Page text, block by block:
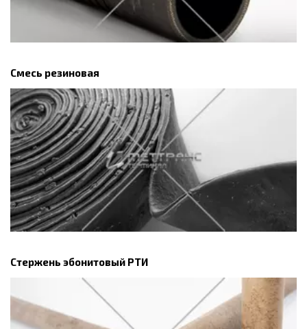
Смесь резиновая
Стержень эбонитовый РТИ